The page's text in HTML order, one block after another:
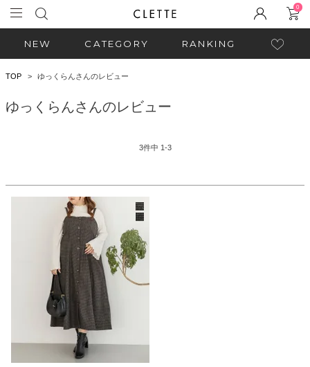
0
NEW CATEGORY RANKING
TOP ゆっくらんさんのレビュー
ゆっくらんさんのレビュー
3件中 1-3